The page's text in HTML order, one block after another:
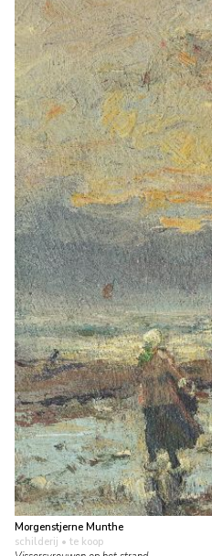
Morgenstjerne Munthe
schilderij • te koop